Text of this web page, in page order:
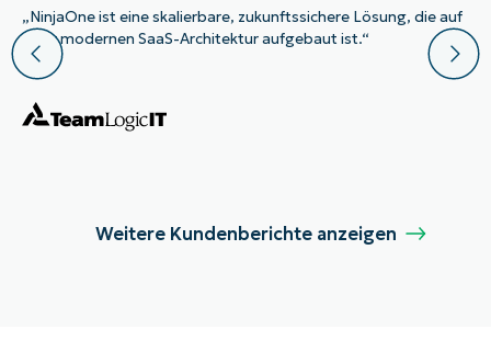
„NinjaOne ist eine skalierbare, zukunftssichere Lösung, die auf
einer modernen SaaS-Architektur aufgebaut ist.“
Weitere Kundenberichte anzeigen